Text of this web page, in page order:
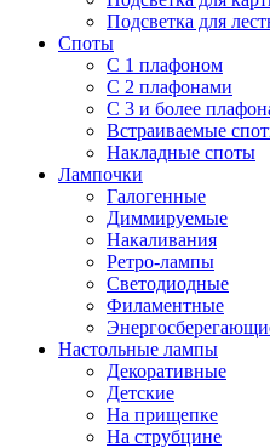
Подсветка для
Споты
С 1 плафоном
С 2 плафонами
С 3 и более
Встраиваемые
Накладные споты
Лампочки
Галогенные
Диммируемые
Накаливания
Ретро-лампы
Светодиодные
Филаментные
Настольные лампы
Декоративные
Детские
На прищепке
На струбцине